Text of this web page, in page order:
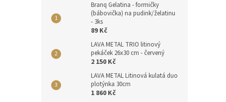
Branq Gelatina - formičky
(bábovička) na pudink/želatinu
- 3ks
89 Kč
LAVA METAL TRIO litinový
pekáček 26x30 cm - červený
2 150 Kč
LAVA METAL Litinová kulatá duo
plotýnka 30cm
1 860 Kč